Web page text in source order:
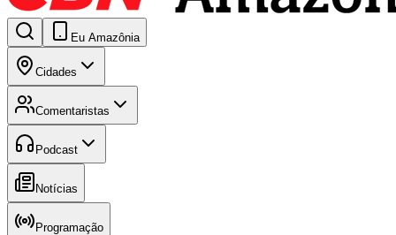
Eu Amazônia
Cidades
Comentaristas
Podcast
Notícias
Programação